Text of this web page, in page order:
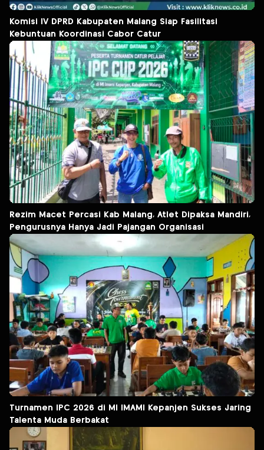
Komisi IV DPRD Kabupaten Malang Siap Fasilitasi
Kebuntuan Koordinasi Cabor Catur
Rezim Macet Percasi Kab Malang, Atlet Dipaksa Mandiri,
Pengurusnya Hanya Jadi Pajangan Organisasi
Turnamen IPC 2026 di MI IMAMI Kepanjen Sukses Jaring
Talenta Muda Berbakat